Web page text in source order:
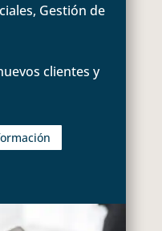
Gestión de
clientes y